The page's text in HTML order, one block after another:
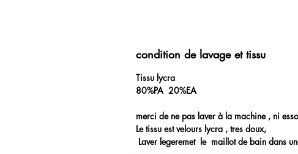
condition de lavage et tissu
Tissu lycra
80%PA 20%EA
merci de ne pas laver à la machine , ni
Le tissu est velours lycra , tres doux,
Laver legeremet le maillot de bain dans